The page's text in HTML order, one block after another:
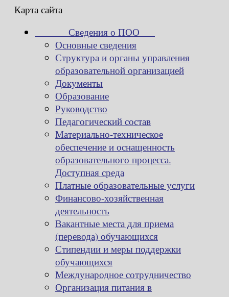
Карта сайта
Сведения о ПОО
Основные сведения
Структура и органы управления
образовательной организацией
Документы
Образование
Руководство
Педагогический состав
Материально-техническое
обеспечение и оснащенность
образовательного процесса.
Доступная среда
Платные образовательные услуги
Финансово-хозяйственная
деятельность
Вакантные места для приема
(перевода) обучающихся
Стипендии и меры поддержки
обучающихся
Международное сотрудничество
Организация питания в